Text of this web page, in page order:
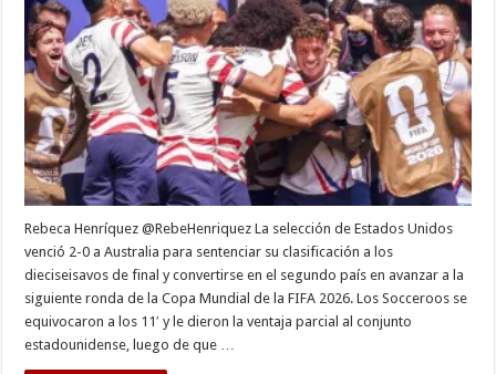
en
los
y
Brasil
golea
Rebeca Henríquez @RebeHenriquez La selección de Estados Unidos
venció 2-0 a Australia para sentenciar su clasificación a los
dieciseisavos de final y convertirse en el segundo país en avanzar a la
siguiente ronda de la Copa Mundial de la FIFA 2026. Los Socceroos se
equivocaron a los 11′ y le dieron la ventaja parcial al conjunto
estadounidense, luego de que …